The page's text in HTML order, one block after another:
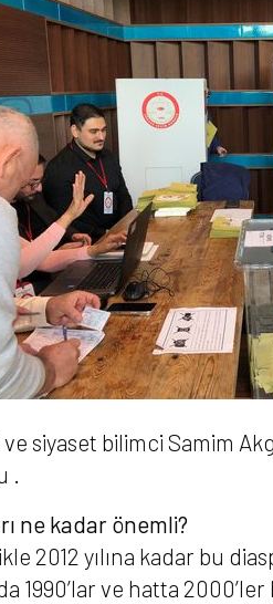
siyaset bilimci Samim
.
ne kadar önemli?
2012 yılına kadar bu
1990’lar ve hatta